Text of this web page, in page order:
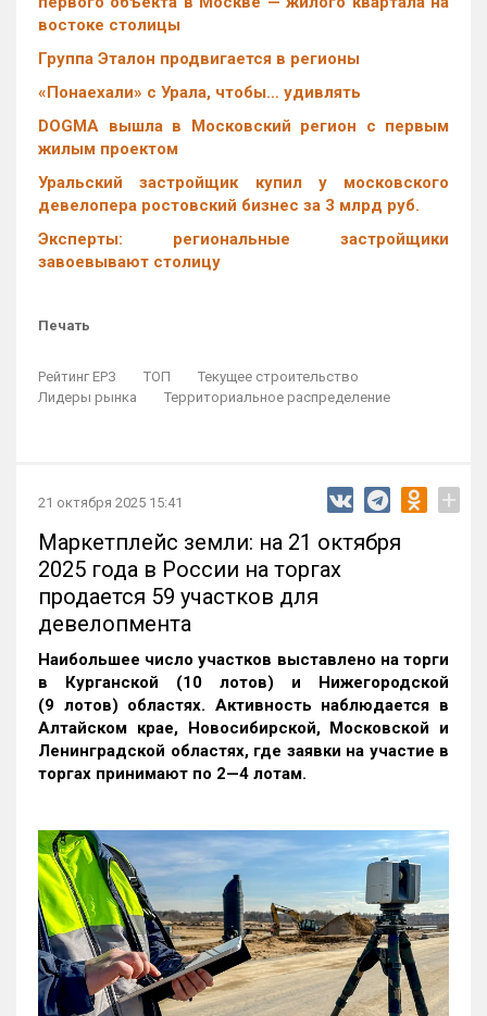
востоке столицы
Группа Эталон продвигается в регионы
«Понаехали» с Урала, чтобы… удивлять
DOGMA вышла в Московский регион с первым
жилым проектом
Уральский застройщик купил у московского
девелопера ростовский бизнес за 3 млрд руб.
Эксперты: региональные застройщики
завоевывают столицу
Печать
Рейтинг ЕРЗ ТОП
Текущее строительство
Лидеры рынка
Территориальное распределение
21 октября 2025 15:41 +
Маркетплейс земли: на 21 октября
2025 года в России на торгах
продается 59 участков для
девелопмента
Наибольшее число участков выставлено на торги
в Курганской (10 лотов) и Нижегородской
(9 лотов) областях. Активность наблюдается в
Алтайском крае, Новосибирской, Московской и
Ленинградской областях, где заявки на участие в
торгах принимают по 2—4 лотам.